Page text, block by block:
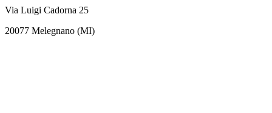
Via Luigi Cadorna 25
20077 Melegnano (MI)